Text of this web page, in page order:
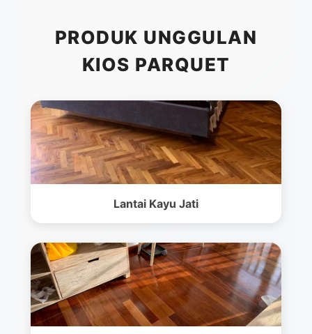
PRODUK UNGGULAN
KIOS PARQUET
Lantai Kayu Jati